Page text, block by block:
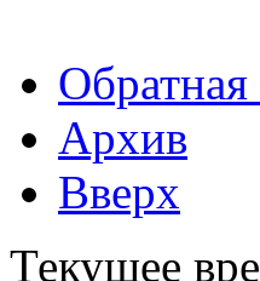
Обратная
Архив
Вверх
Текущее